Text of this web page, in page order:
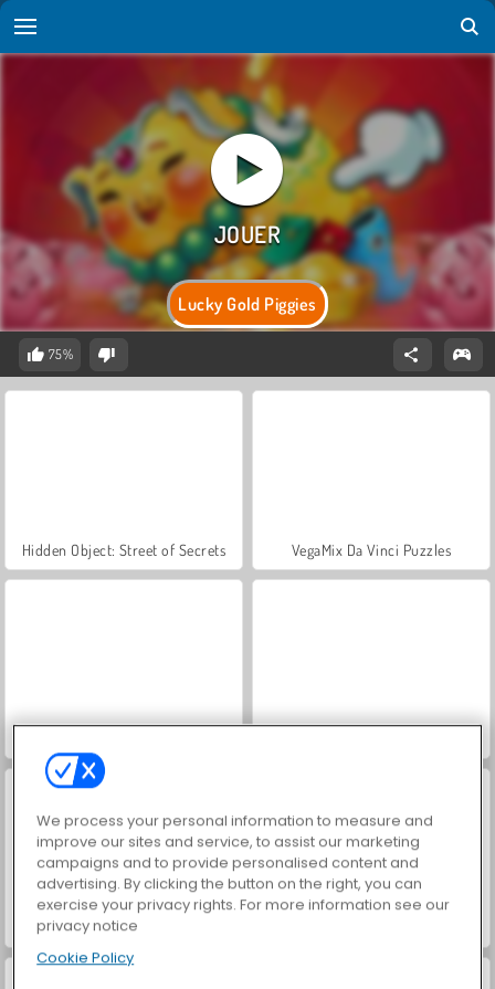
Lucky Gold Piggies
75%
Hidden Object: Street of Secrets VegaMix Da Vinci Puzzles
Farm Merge Valley
We process your personal information to measure and
improve our sites and service, to assist our marketing
campaigns and to provide personalised content and
advertising. By clicking the button on the right, you can
exercise your privacy rights. For more information see our
privacy notice
Cookie Policy